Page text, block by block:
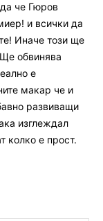
че Гюров
и всички да
Иначе този ще
обвинява
е
макар че и
развиващи
изглеждал
колко е прост.